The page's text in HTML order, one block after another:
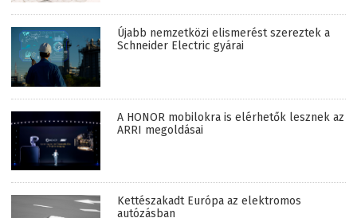
Újabb nemzetközi elismerést szereztek a
Schneider Electric gyárai
A HONOR mobilokra is elérhetők lesznek az
ARRI megoldásai
Kettészakadt Európa az elektromos
autózásban